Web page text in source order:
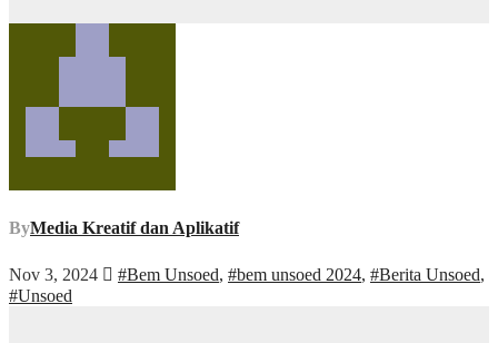
ByMedia Kreatif dan Aplikatif
Nov 3, 2024 #Bem Unsoed, #bem unsoed 2024, #Berita Unsoed,
#Unsoed